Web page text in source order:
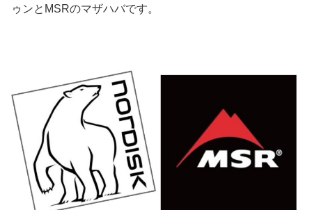
ゥンとMSRのマザハバです。